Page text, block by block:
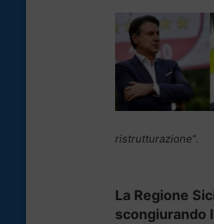
ristrutturazione“.
La Regione
scongiurando